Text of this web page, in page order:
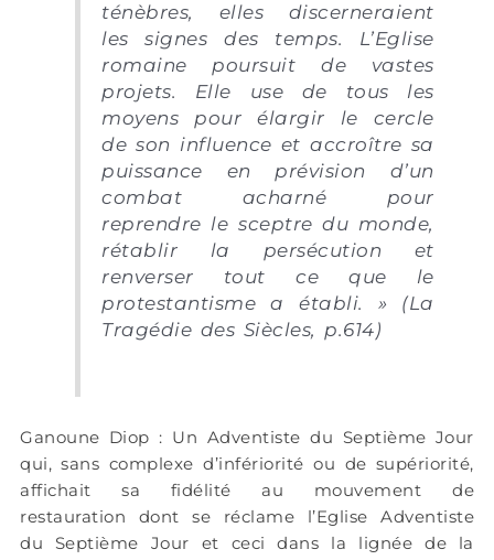
ténèbres, elles discerneraient
les signes des temps. L’Eglise
romaine poursuit de vastes
projets. Elle use de tous les
moyens pour élargir le cercle
de son influence et accroître sa
puissance en prévision d’un
combat acharné pour
reprendre le sceptre du monde,
rétablir la persécution et
renverser tout ce que le
protestantisme a établi. » (La
Tragédie des Siècles, p.614)
Ganoune Diop : Un Adventiste du Septième Jour
qui, sans complexe d’infériorité ou de supériorité,
affichait sa fidélité au mouvement de
restauration dont se réclame l’Eglise Adventiste
du Septième Jour et ceci dans la lignée de la